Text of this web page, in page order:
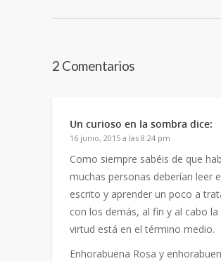
2 Comentarios
Un curioso en la sombra dice:
16 junio, 2015 a las 8:24 pm
Como siempre sabéis de que
muchas personas deberían leer
escrito y aprender un poco a
con los demás, al fin y al cabo la
virtud está en el término medio.
Enhorabuena Rosa y